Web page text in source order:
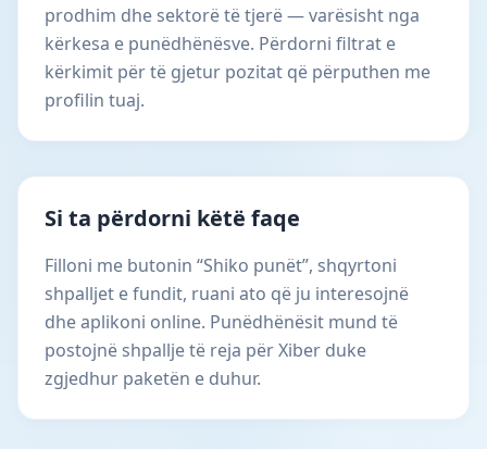
prodhim dhe sektorë të tjerë — varësisht nga
kërkesa e punëdhënësve. Përdorni filtrat e
kërkimit për të gjetur pozitat që përputhen me
profilin tuaj.
Si ta përdorni këtë faqe
Filloni me butonin “Shiko punët”, shqyrtoni
shpalljet e fundit, ruani ato që ju interesojnë
dhe aplikoni online. Punëdhënësit mund të
postojnë shpallje të reja për Xiber duke
zgjedhur paketën e duhur.